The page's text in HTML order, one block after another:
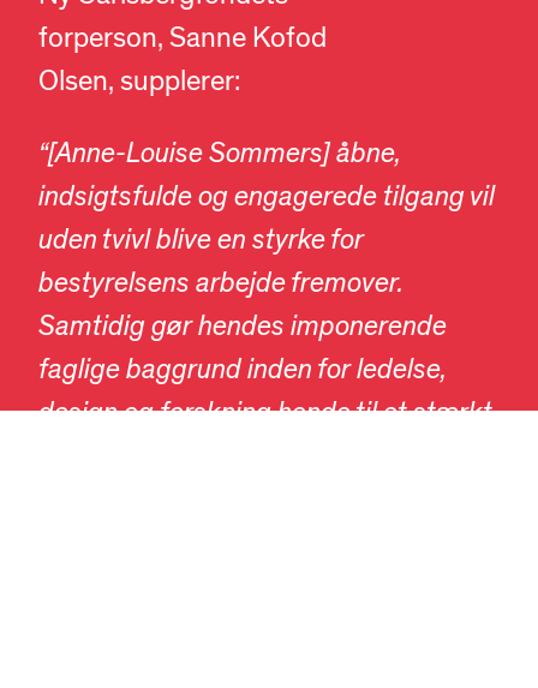
DA EN
forperson, Sanne Kofod
Olsen, supplerer:
“[Anne-Louise Sommers]åbne,
indsigtsfulde og engagerede tilgang vil
uden tvivl blive en styrke for
bestyrelsens arbejde fremover.
Samtidig gør hendes imponerende
faglige baggrund inden for ledelse,
design og forskning hende til et stærkt